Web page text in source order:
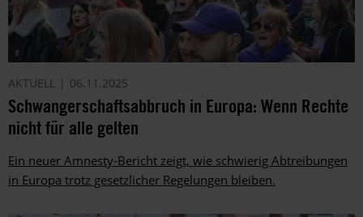
AKTUELL 06.11.2025
Schwangerschaftsabbruch in Europa: Wenn Rechte
nicht für alle gelten
Ein neuer Amnesty-Bericht zeigt, wie schwierig Abtreibungen
in Europa trotz gesetzlicher Regelungen bleiben.